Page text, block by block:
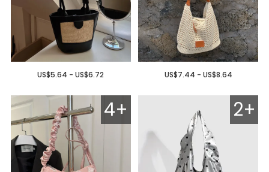
US$5.64 - US$6.72 US$7.44 - US$8.64
4+ 2+